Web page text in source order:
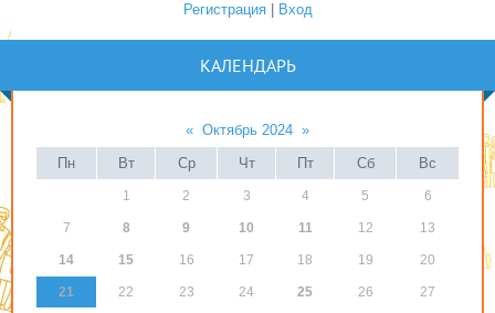
Регистрация| Вход
КАЛЕНДАРЬ
« Октябрь 2024 »
Пн
Вт Ср Чт Пт Сб Вс
1 2 3 4 5 6
7 8 9 10 11 12 13
14 15 16 17 18 19 20
21 22 23 24 25 26 27